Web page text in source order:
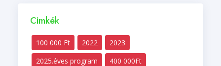
Cimkék
100 000 Ft 2022
2023
2025.éves program
400 000Ft